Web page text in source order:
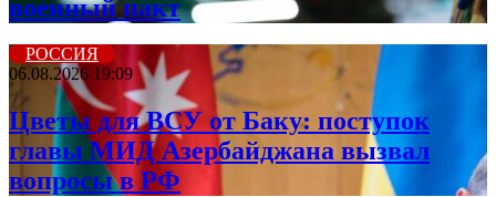
военный пакт
РОССИЯ
06.08.2026 19:09
Цветы для ВСУ от Баку: поступок
главы МИД Азербайджана вызвал
вопросы в РФ